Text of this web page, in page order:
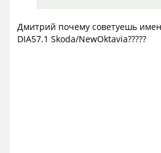
Дмитрий почему советуешь
DIA57.1 Skoda/NewOktavia?????